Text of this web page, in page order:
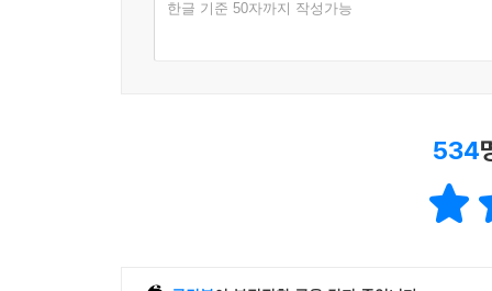
한글 기준 50자까지 작성가능
534